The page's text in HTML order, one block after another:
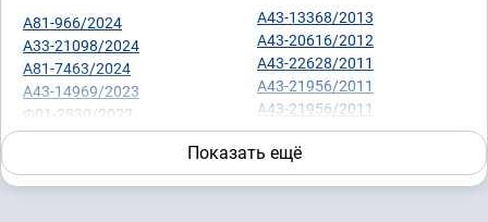
А81-966/2024
А33-21098/2024
А81-7463/2024
А43-14969/2023
Ф01-2830/2022
А56-95206/2021
А43-17659/2016
А43-13368/2013
А43-20616/2012
А43-22628/2011
А43-21956/2011
А43-21956/2011
А43-17996/2011
А43-8161/2011
А43-9550/2011
Показать ещё